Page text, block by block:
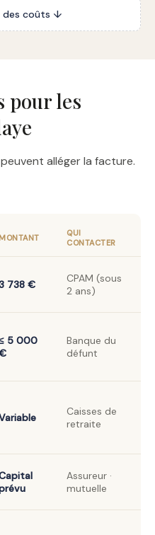
des coûts ↓
pour les
alléger la facture.
MONTANT
QUI
CONTACTER
738 €
CPAM (sous
2 ans)
5 000
Banque du
défunt
Caisses de
retraite
Assureur ·
mutuelle